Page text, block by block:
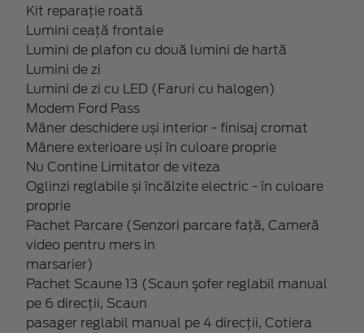
Kit reparație roată
Lumini ceață frontale
Lumini de plafon cu două lumini de hartă
Lumini de zi
Lumini de zi cu LED (Faruri cu halogen)
Modem Ford Pass
Mâner deschidere uși interior - finisaj cromat
Mânere exterioare uși în culoare proprie
Nu Contine Limitator de viteza
Oglinzi reglabile și încălzite electric - în culoare
proprie
Pachet Parcare (Senzori parcare față, Cameră
video pentru mers in
marsarier)
Pachet Scaune 13 (Scaun şofer reglabil manual
pe 6 direcții, Scaun
pasager reglabil manual pe 4 direcții, Cotiera